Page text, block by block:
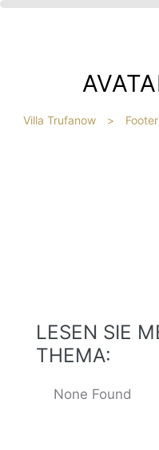
Villa Trufanow > Footer
LESEN SIE
THEMA:
None Found